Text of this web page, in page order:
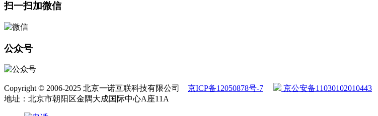
扫一扫加微信
公众号
Copyright © 2006-2025 北京一诺互联科技有限公司 京ICP备12050878号-7
京公安备11030102010443
地址：北京市朝阳区金隅大成国际中心A座11A